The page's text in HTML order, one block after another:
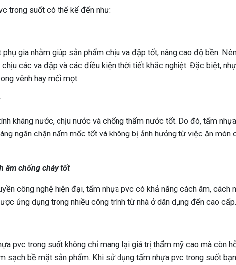
trong suốt có thể kể đến như:
gia nhằm giúp sản phẩm chịu va đập tốt, nâng cao độ bền. Nên
chịu các va đập và các điều kiện thời tiết khắc nghiệt. Đặc biệt,
vênh hay mối mọt.
kháng nước, chịu nước và chống thấm nước tốt. Do đó, tấm nhựa
ngăn chặn nấm mốc tốt và không bị ảnh hưởng từ việc ăn mòn
âm chống cháy tốt
công nghệ hiện đại, tấm nhựa pvc có khả năng cách âm, cách
ứng dụng trong nhiều công trình từ nhà ở dân dụng đến cao cấp.
pvc trong suốt không chỉ mang lại giá trị thẩm mỹ cao mà còn
sạch bề mặt sản phẩm. Khi sử dụng tấm nhựa pvc trong suốt